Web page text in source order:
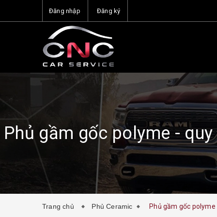
Đăng nhập Đăng ký
Phủ gầm gốc polyme -
Trang chủ Phủ Ceramic Phủ gầm gốc